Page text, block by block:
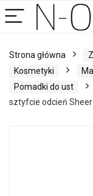
Strona główna
Kosmetyki
Pomadki do ust
sztyfcie odcień